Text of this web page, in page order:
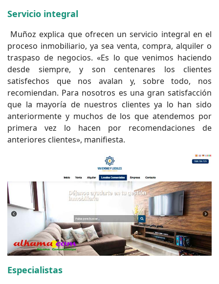
Servicio integral
Muñoz explica que ofrecen un servicio integral en el
proceso inmobiliario, ya sea venta, compra, alquiler o
traspaso de negocios. «Es lo que venimos haciendo
desde siempre, y son centenares los clientes
satisfechos que nos avalan y, sobre todo, nos
recomiendan. Para nosotros es una gran satisfacción
que la mayoría de nuestros clientes ya lo han sido
anteriormente y muchos de los que atendemos por
primera vez lo hacen por recomendaciones de
anteriores clientes», manifiesta.
Especialistas